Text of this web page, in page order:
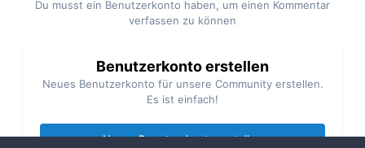
Du musst ein Benutzerkonto haben, um einen Kommentar
verfassen zu können
Benutzerkonto erstellen
Neues Benutzerkonto für unsere Community erstellen.
Es ist einfach!
Neues Benutzerkonto erstellen